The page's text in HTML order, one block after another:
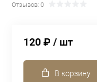
Отзывов: 0
120 ₽ / шт
В корзину